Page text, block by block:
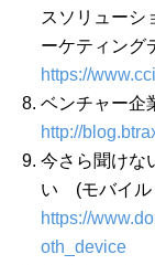
スソリューシ
ーケティング
https://
ベンチャー企
http://
今さら聞けな
い (モバイル
https://
oth_device